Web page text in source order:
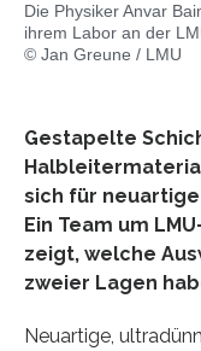
Die Physiker Anvar
ihrem Labor an der
© Jan Greune / LMU
Gestapelte
sich für
Ein Team um
zeigt, welche
zweier Lagen
Neuartige,